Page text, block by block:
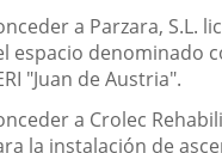
a Parzara, S.L.
espacio denominado
"Juan de Austria".
a Crolec
la instalación de